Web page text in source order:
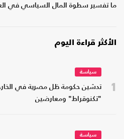
ما تفسير سطوة المال السياسي في
الأكثر قراءة اليوم
1
سياسة
تدشين حكومة ظل مصرية في
"تكنوقراط" ومعارضين
سياسة